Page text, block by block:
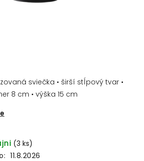
sviečka • širší stĺpový tvar •
8 cm • výška 15 cm
(3 ks)
11.8.2026